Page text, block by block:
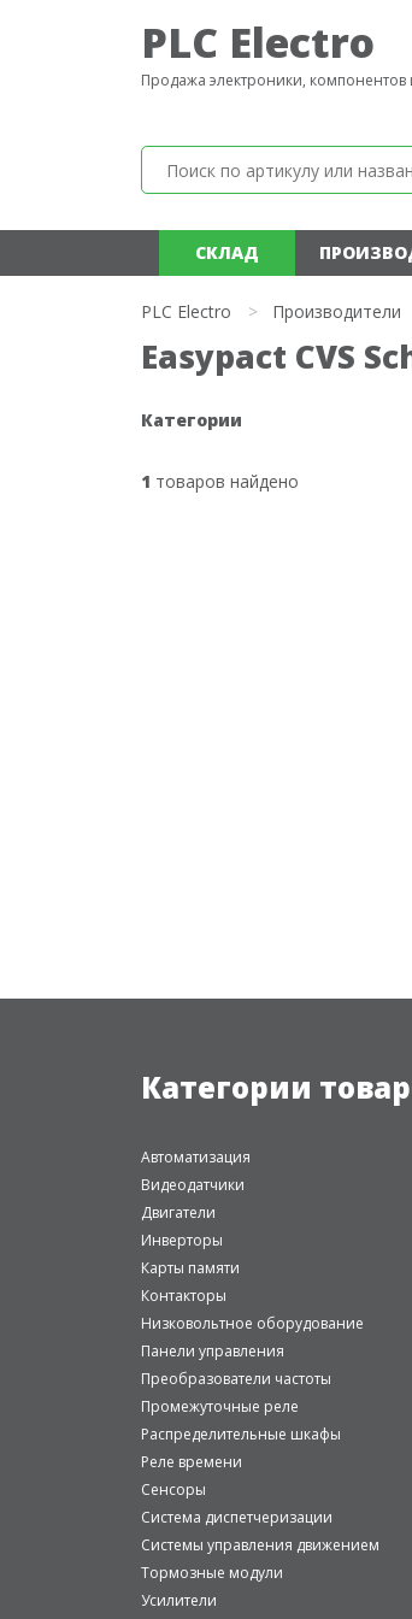
PLC Electro
Продажа электроники,
СКЛАД
PLC Electro > Производители
Easypact CVS
Категории
1 товаров найдено
Категории
Автоматизация
Видеодатчики
Двигатели
Инверторы
Карты памяти
Контакторы
Низковольтное оборудование
Панели управления
Преобразователи частоты
Промежуточные реле
Распределительные шкафы
Реле времени
Сенсоры
Система диспетчеризации
Системы управления движением
Тормозные модули
Усилители